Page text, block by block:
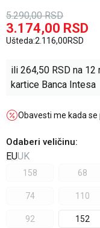
5.290,00 RSD
3.174,00 RSD
Ušteda:2.116,00RSD
ili 264,50 RSD na
kartice Banca Intesa
Obavesti me kada
Odaberi veličinu:
EUUK
158
68
74 110
92 152